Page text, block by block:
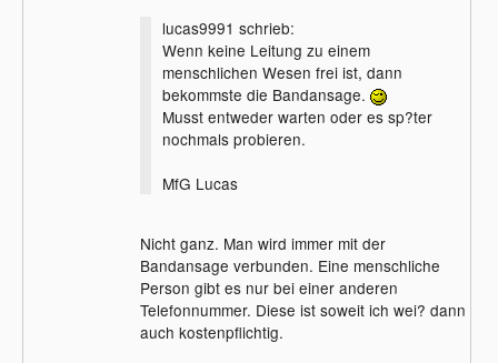
lucas9991 schrieb:
Wenn keine Leitung zu einem
menschlichen Wesen frei ist, dann
bekommste die Bandansage.
Musst entweder warten oder es sp?ter
nochmals probieren.
MfG Lucas
Nicht ganz. Man wird immer mit der
Bandansage verbunden. Eine menschliche
Person gibt es nur bei einer anderen
Telefonnummer. Diese ist soweit ich wei? dann
auch kostenpflichtig.